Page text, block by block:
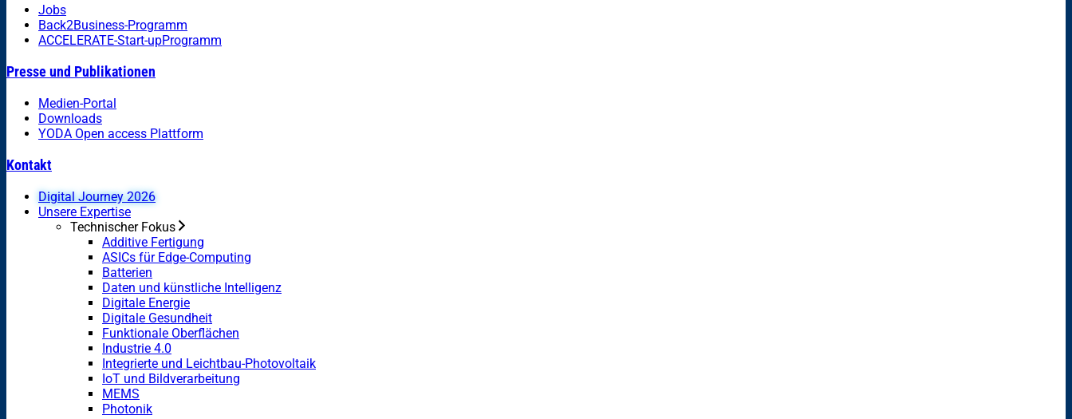
Jobs
Back2Business-Programm
ACCELERATE-Start-upProgramm
Presse und Publikationen
Medien-Portal
Downloads
YODA Open access Plattform
Kontakt
Digital Journey 2026
Unsere Expertise
Technischer Fokus
Additive Fertigung
ASICs für Edge-Computing
Batterien
Daten und künstliche Intelligenz
Digitale Energie
Digitale Gesundheit
Funktionale Oberflächen
Industrie 4.0
Integrierte und Leichtbau-Photovoltaik
IoT und Bildverarbeitung
MEMS
Photonik